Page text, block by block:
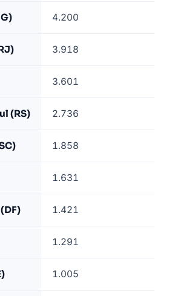
4.200
3.918
3.601
(RS) 2.736
1.858
1.631
1.421
1.291
1.005